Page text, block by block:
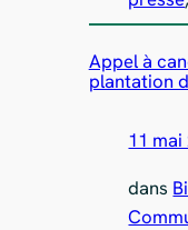
Appel à
plantation
11 mai
dans